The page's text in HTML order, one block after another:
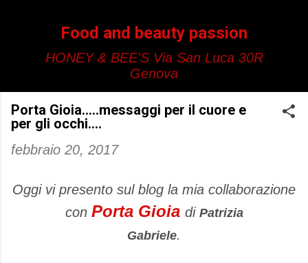
Food and beauty passion
HONEY & BEE'S Via San Luca 30R
Genova
Porta Gioia.....messaggi per il cuore e
per gli occhi....
febbraio 20, 2017
Oggi vi presento sul blog la mia collaborazione
con Porta Gioia di Patrizia
Gabriele.